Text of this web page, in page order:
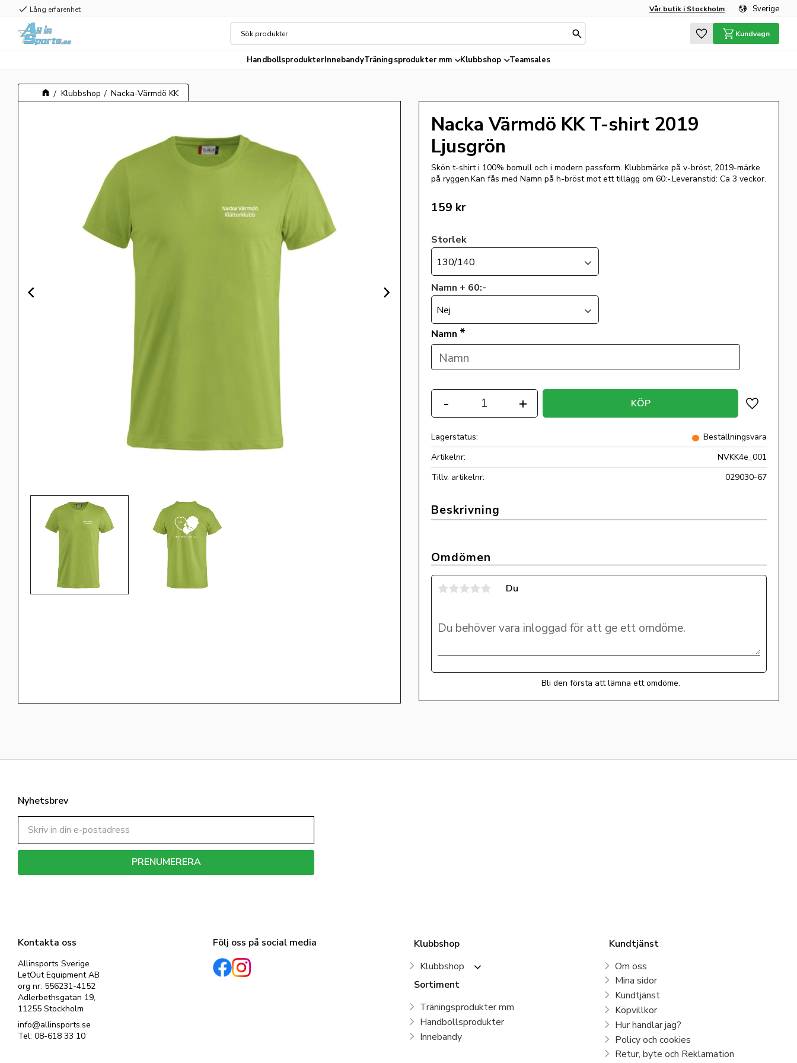
check Lång erfarenhet Vår butik i Stockholm Sverige
Favoriter
Kundvagn
HandbollsprodukterInnebandyTräningsprodukter mm Klubbshop Teamsales
Klubbshop Nacka-Värmdö KK
Nacka Värmdö KK T-shirt 2019
Ljusgrön
Skön t-shirt i 100% bomull och i modern passform. Klubbmärke på v-bröst, 2019-märke
på ryggen.Kan fås med Namn på h-bröst mot ett tillägg om 60:-.Leveranstid: Ca 3 veckor.
159 kr
Storlek
130/140
Namn + 60:-
Nej
+
- KÖP
Lägg till i
Namn *
Lagerstatus
Beställningsvara
Artikelnr
NVKK4e_001
Tillv. artikelnr
029030-67
Omdömen
Du
Bli den första att lämna ett omdöme.
Kontakta oss
Allinsports Sverige
LetOut Equipment AB
org nr: 556231-4152
Adlerbethsgatan 19,
11255 Stockholm
info@allinsports.se
Tel: 08-618 33 10
Följ oss på social media
Klubbshop
Klubbshop
Sortiment
Träningsprodukter mm
Handbollsprodukter
Innebandy
Kundtjänst
Om oss
Mina sidor
Kundtjänst
Köpvillkor
Hur handlar jag?
Policy och cookies
Retur, byte och Reklamation
Nyhetsbrev
PRENUMERERA